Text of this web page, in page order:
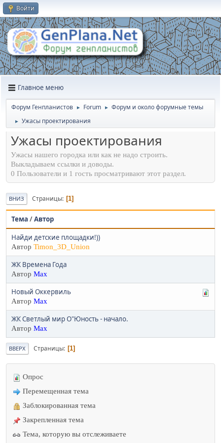
Войти
Главное меню
Форум Генпланистов ► Forum ► Форум и около форумные темы
► Ужасы проектирования
Ужасы проектирования
Ужасы нашего городка или как не надо строить.
Выкладываем ссылки и доводы.
0 Пользователи и 1 гость просматривают этот раздел.
ВНИЗ Страницы 1
Тема /Автор
Найди детские площадки!))
Автор Timon_3D_Union
ЖК Времена Года
Автор Max
Новый Оккервиль
Автор Max
ЖК Светлый мир О"Юность - начало.
Автор Max
ВВЕРХ Страницы 1
Опрос
Перемещенная тема
Заблокированная тема
Закрепленная тема
Тема, которую вы отслеживаете